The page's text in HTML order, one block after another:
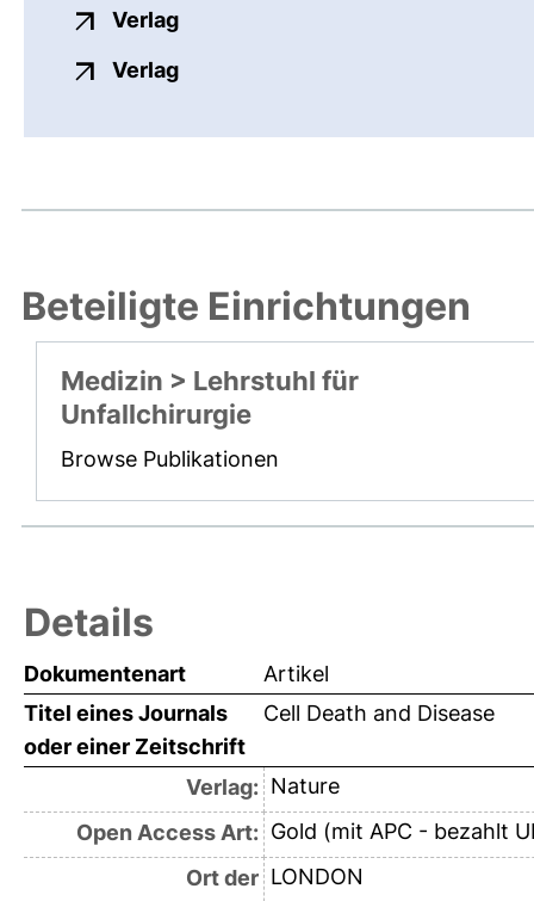
Verlagexterner Link, öffnet neues
Verlagexterner Link, öffnet neues
Beteiligte Einrichtungen
Medizin > Lehrstuhl für
Unfallchirurgie
Browse Publikationen
Details
Dokumentenart
Artikel
Titel eines Journals
oder einer Zeitschrift
Cell Death and Disease
Verlag: Nature
Open Access Art: Gold (mit APC - bezahlt
Ort der LONDON